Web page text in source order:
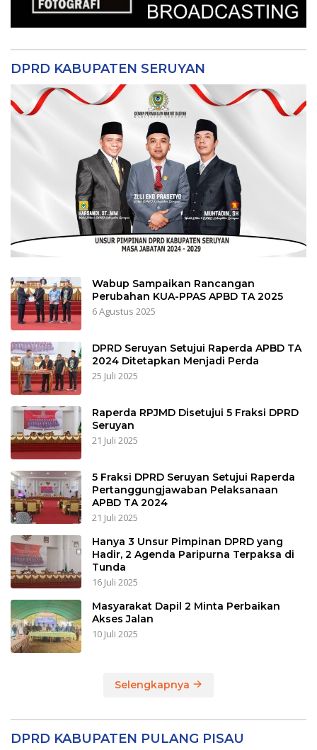
DPRD KABUPATEN SERUYAN
Wabup Sampaikan Rancangan
Perubahan KUA-PPAS APBD TA 2025
6 Agustus 2025
DPRD Seruyan Setujui Raperda APBD TA
2024 Ditetapkan Menjadi Perda
25 Juli 2025
Raperda RPJMD Disetujui 5 Fraksi DPRD
Seruyan
21 Juli 2025
5 Fraksi DPRD Seruyan Setujui Raperda
Pertanggungjawaban Pelaksanaan
APBD TA 2024
21 Juli 2025
Hanya 3 Unsur Pimpinan DPRD yang
Hadir, 2 Agenda Paripurna Terpaksa di
Tunda
16 Juli 2025
Masyarakat Dapil 2 Minta Perbaikan
Akses Jalan
10 Juli 2025
Selengkapnya
DPRD KABUPATEN PULANG PISAU